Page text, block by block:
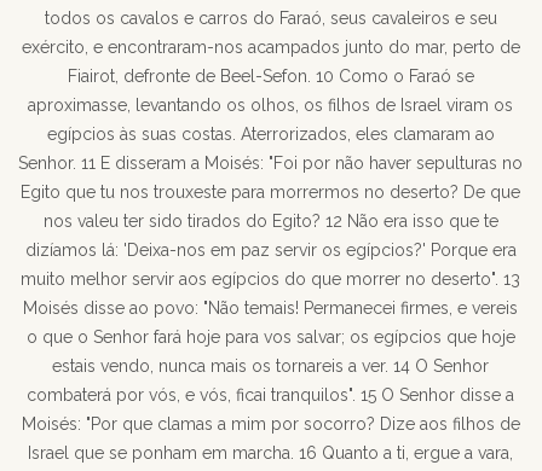
todos os cavalos e carros do Faraó, seus cavaleiros e seu
exército, e encontraram-nos acampados junto do mar, perto de
Fiairot, defronte de Beel-Sefon. 10 Como o Faraó se
aproximasse, levantando os olhos, os filhos de Israel viram os
egípcios às suas costas. Aterrorizados, eles clamaram ao
Senhor. 11 E disseram a Moisés: "Foi por não haver sepulturas no
Egito que tu nos trouxeste para morrermos no deserto? De que
nos valeu ter sido tirados do Egito? 12 Não era isso que te
dizíamos lá: 'Deixa-nos em paz servir os egípcios?' Porque era
muito melhor servir aos egípcios do que morrer no deserto". 13
Moisés disse ao povo: "Não temais! Permanecei firmes, e vereis
o que o Senhor fará hoje para vos salvar; os egípcios que hoje
estais vendo, nunca mais os tornareis a ver. 14 O Senhor
combaterá por vós, e vós, ficai tranquilos". 15 O Senhor disse a
Moisés: "Por que clamas a mim por socorro? Dize aos filhos de
Israel que se ponham em marcha. 16 Quanto a ti, ergue a vara,